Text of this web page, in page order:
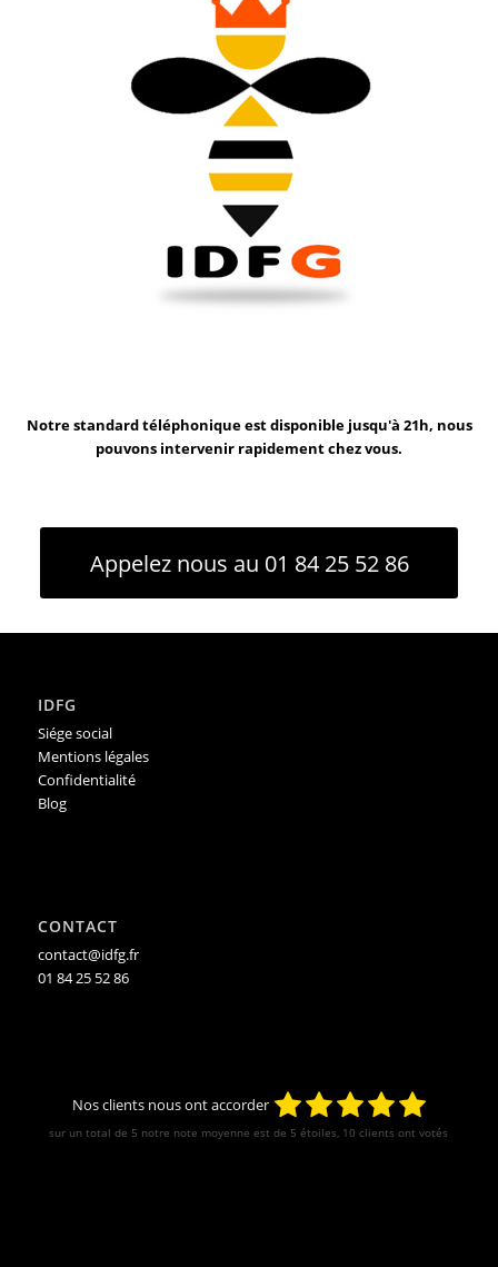
Notre standard téléphonique est disponible jusqu'à 21h, nous
pouvons intervenir rapidement chez vous.
Appelez nous au 01 84 25 52 86
IDFG
Siége social
Mentions légales
Confidentialité
Blog
CONTACT
contact@idfg.fr
01 84 25 52 86
Nos clients nous ont accorder
sur un total de 5 notre note moyenne est de 5 étoiles, 10 clients ont votés